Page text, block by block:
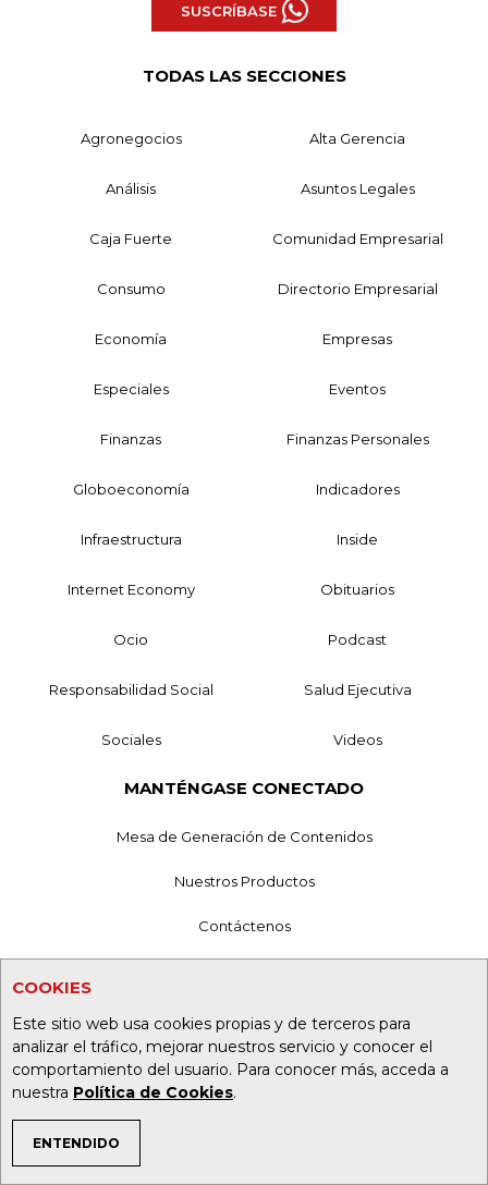
COOKIES
Este sitio web usa cookies propias y de terceros para
analizar el tráfico, mejorar nuestros servicio y conocer el
comportamiento del usuario. Para conocer más, acceda a
nuestra Política de Cookies.
ENTENDIDO
TEMAS DE INTERÉS
SUSCRÍBASE
TODAS LAS SECCIONES
Agronegocios Alta Gerencia
Análisis Asuntos Legales
Caja Fuerte Comunidad Empresarial
Consumo Directorio Empresarial
Economía Empresas
Especiales Eventos
Finanzas Finanzas Personales
Globoeconomía Indicadores
Infraestructura Inside
Internet Economy Obituarios
Ocio Podcast
Responsabilidad Social Salud Ejecutiva
Sociales Videos
MANTÉNGASE CONECTADO
Mesa de Generación de Contenidos
Nuestros Productos
Contáctenos
Términos y Condiciones
Política de Tratamiento de Información
Política de Cookies
Superintendencia de Industria y Comercio